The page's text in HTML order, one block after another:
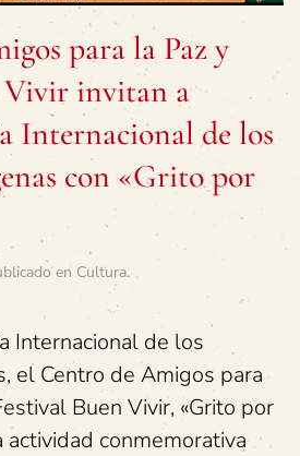
para la Paz y
Vivir invitan a
Internacional de los
con «Grito por
en Cultura.
Internacional de los
el Centro de Amigos para
Buen Vivir, «Grito por
actividad conmemorativa